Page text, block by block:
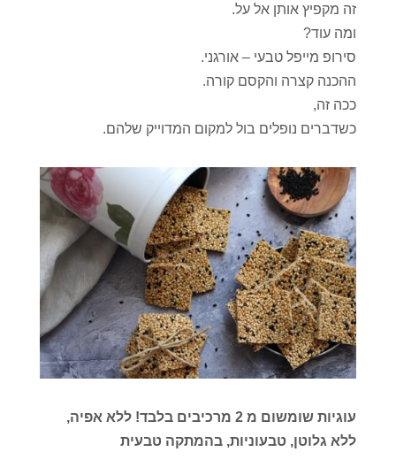
זה מקפיץ אותן אל על.
ומה עוד?
סירופ מייפל טבעי – אורגני.
ההכנה קצרה והקסם קורה.
ככה זה,
כשדברים נופלים בול למקום המדוייק שלהם.
עוגיות שומשום מ 2 מרכיבים בלבד! ללא אפיה,
ללא גלוטן, טבעוניות, בהמתקה טבעית